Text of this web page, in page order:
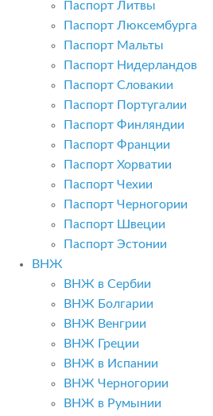
Паспорт Литвы
Паспорт Люксембурга
Паспорт Мальты
Паспорт Нидерландов
Паспорт Словакии
Паспорт Португалии
Паспорт Финляндии
Паспорт Франции
Паспорт Хорватии
Паспорт Чехии
Паспорт Черногории
Паспорт Швеции
Паспорт Эстонии
ВНЖ
ВНЖ в Сербии
ВНЖ Болгарии
ВНЖ Венгрии
ВНЖ Греции
ВНЖ в Испании
ВНЖ Черногории
ВНЖ в Румынии